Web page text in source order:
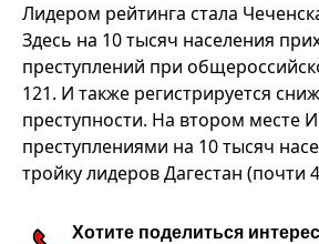
Лидером рейтинга стала
Здесь на 10 тысяч населения
преступлений при
121. И также регистрируется
преступности. На втором месте
преступлениями на 10 тысяч
тройку лидеров Дагестан (почти
Хотите поделиться